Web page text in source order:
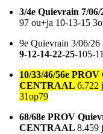
3/4e Quievrain 7/
97 ou+ja 10-13-15
9e Quievrain 3/06/
9-12-14-22-25-105-
10/33/46/56e
CENTRAAL 6.722
31op79
68/68e PROV
CENTRAAL 8.459